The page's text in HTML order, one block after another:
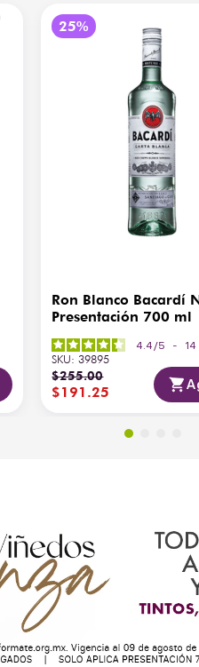
Graduación Alcohólica
Temperatura de Servicio
Ron Blanco Bacardí
Presentación 700 ml
4.4 /5 - 14
SKU:39895
$255.00
$191 .25